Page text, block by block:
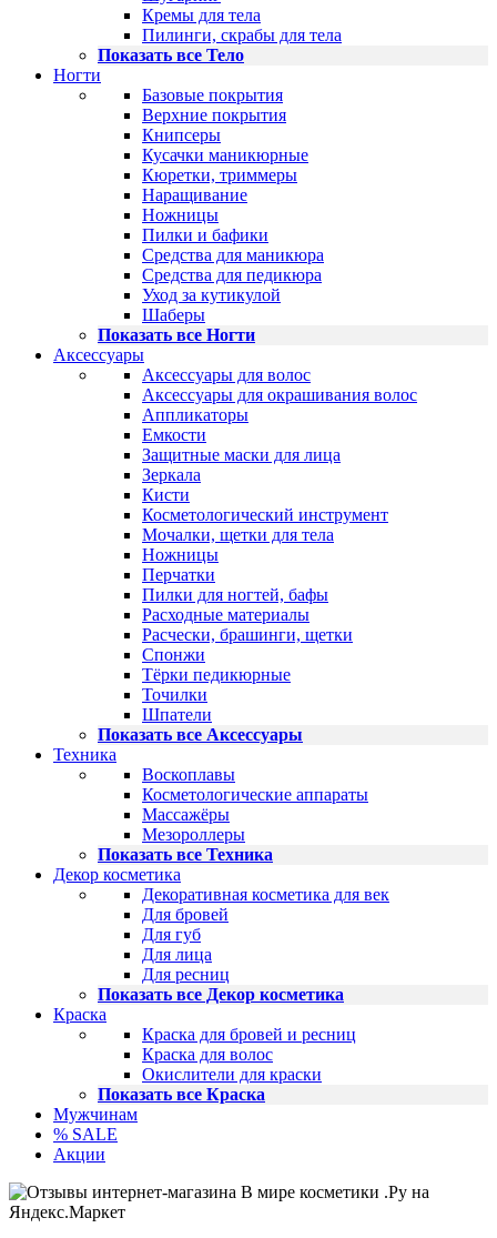
Кремы для тела
Пилинги, скрабы для тела
Показать все Тело
Ногти
Базовые покрытия
Верхние покрытия
Книпсеры
Кусачки маникюрные
Кюретки, триммеры
Наращивание
Ножницы
Пилки и бафики
Средства для маникюра
Средства для педикюра
Уход за кутикулой
Шаберы
Показать все Ногти
Аксессуары
Аксессуары для волос
Аксессуары для окрашивания волос
Аппликаторы
Емкости
Защитные маски для лица
Зеркала
Кисти
Косметологический инструмент
Мочалки, щетки для тела
Ножницы
Перчатки
Пилки для ногтей, бафы
Расходные материалы
Расчески, брашинги, щетки
Спонжи
Тёрки педикюрные
Точилки
Шпатели
Показать все Аксессуары
Техника
Воскоплавы
Косметологические аппараты
Массажёры
Мезороллеры
Показать все Техника
Декор косметика
Декоративная косметика для век
Для бровей
Для губ
Для лица
Для ресниц
Показать все Декор косметика
Краска
Краска для бровей и ресниц
Краска для волос
Окислители для краски
Показать все Краска
Мужчинам
% SALE
Акции